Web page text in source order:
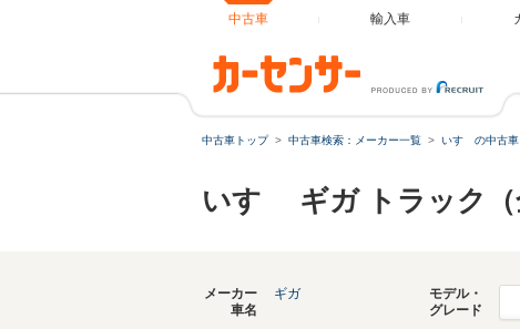
中古車 輸入車
中古車トップ 中古車検索：メーカー一覧 いすゞの中古車
いすゞ ギガ トラック
メーカー
車名
ギガ
モデル・
グレード